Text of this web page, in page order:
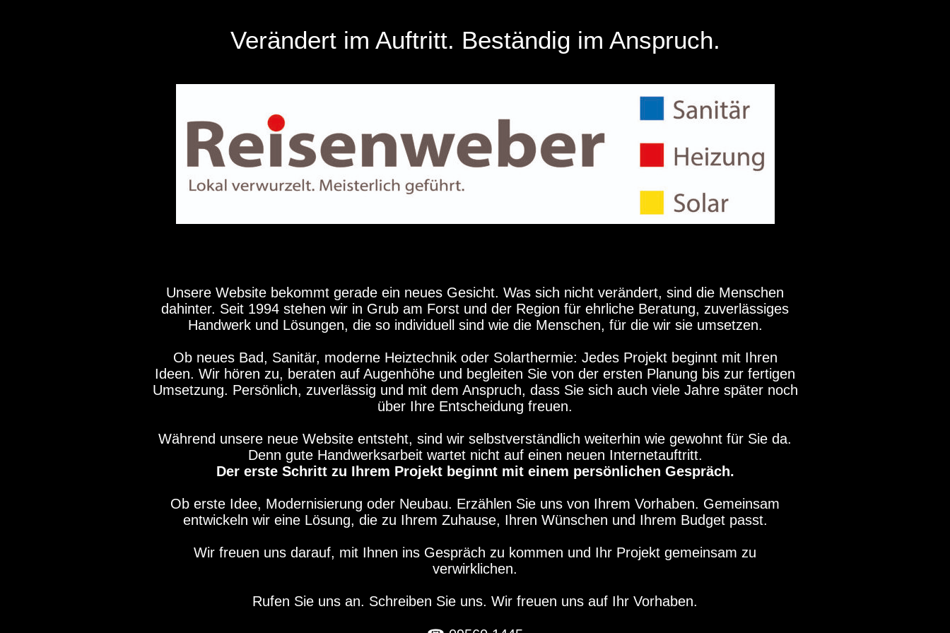
Verändert im Auftritt. Beständig im Anspruch.
Unsere Website bekommt gerade ein neues Gesicht. Was sich nicht verändert, sind die Menschen
dahinter. Seit 1994 stehen wir in Grub am Forst und der Region für ehrliche Beratung, zuverlässiges
Handwerk und Lösungen, die so individuell sind wie die Menschen, für die wir sie umsetzen.
Ob neues Bad, Sanitär, moderne Heiztechnik oder Solarthermie: Jedes Projekt beginnt mit Ihren
Ideen. Wir hören zu, beraten auf Augenhöhe und begleiten Sie von der ersten Planung bis zur fertigen
Umsetzung. Persönlich, zuverlässig und mit dem Anspruch, dass Sie sich auch viele Jahre später noch
über Ihre Entscheidung freuen.
Während unsere neue Website entsteht, sind wir selbstverständlich weiterhin wie gewohnt für Sie da.
Denn gute Handwerksarbeit wartet nicht auf einen neuen Internetauftritt.
Der erste Schritt zu Ihrem Projekt beginnt mit einem persönlichen Gespräch.
Ob erste Idee, Modernisierung oder Neubau. Erzählen Sie uns von Ihrem Vorhaben. Gemeinsam
entwickeln wir eine Lösung, die zu Ihrem Zuhause, Ihren Wünschen und Ihrem Budget passt.
Wir freuen uns darauf, mit Ihnen ins Gespräch zu kommen und Ihr Projekt gemeinsam zu
verwirklichen.
Rufen Sie uns an. Schreiben Sie uns. Wir freuen uns auf Ihr Vorhaben.